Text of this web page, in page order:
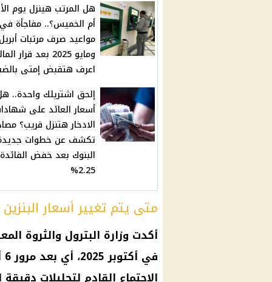
هل المرتب هينزل يوم
أم الخميس؟.. مفاجأة في
مواعيد صرف مرتبات
ومايو 2025 بعد قرار
اعرف هتقبض إمتى
إلحق اشتريلك واحدة..
أسعار العائد على
الادخار هتنزل قريب؟
تكشف عن خطوات
البنوك بعد خفض الفائدة
2.25%
متى يتم تغيير أسعار
أكدت وزارة البترول والثروة
في أكتوبر 2025، أي بعد مرور 6 أشهر من
الاجتماع القادم لتحليلات